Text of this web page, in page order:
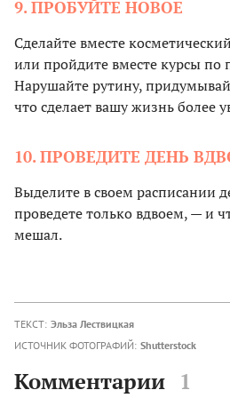
9. ПРОБУЙТЕ НОВОЕ
Сделайте вместе
или пройдите вместе курсы по
Нарушайте рутину,
что сделает вашу жизнь более
10. ПРОВЕДИТЕ ДЕНЬ
Выделите в своем расписании
проведете только вдвоем, — и
мешал.
ТЕКСТ: Эльза Лествицкая
ИСТОЧНИК ФОТОГРАФИЙ: Shutterstock
Комментарии 1